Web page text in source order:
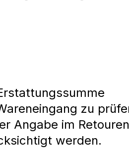
zu
Angabe im
werden.